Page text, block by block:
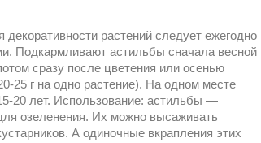
растений следует ежегодно
Подкармливают астильбы сначала весной
сразу после цветения или осенью
25 г на одно растение). На одном месте
20 лет. Использование: астильбы —
озеленения. Их можно высаживать
А одиночные вкрапления этих